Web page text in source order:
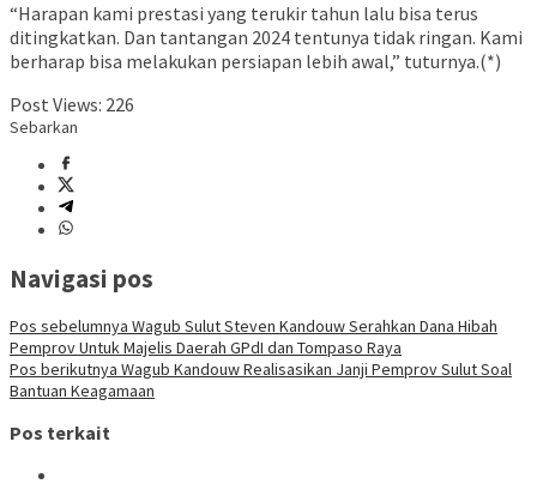
“Harapan kami prestasi yang terukir tahun lalu bisa terus
ditingkatkan. Dan tantangan 2024 tentunya tidak ringan. Kami
berharap bisa melakukan persiapan lebih awal,” tuturnya.(*)
Post Views: 226
Sebarkan
Navigasi pos
Pos sebelumnya Wagub Sulut Steven Kandouw Serahkan Dana Hibah
Pemprov Untuk Majelis Daerah GPdI dan Tompaso Raya
Pos berikutnya Wagub Kandouw Realisasikan Janji Pemprov Sulut Soal
Bantuan Keagamaan
Pos terkait